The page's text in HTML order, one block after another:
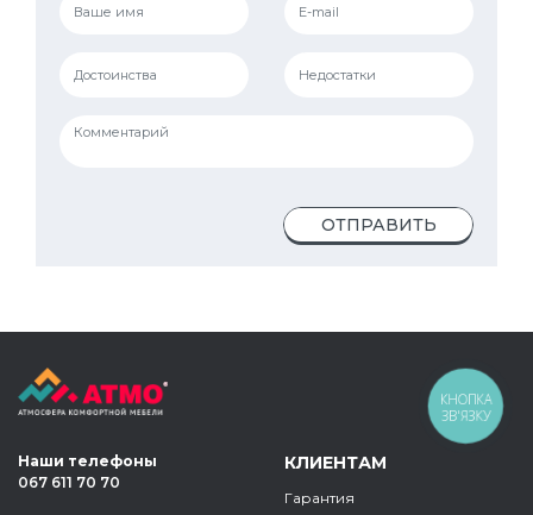
ОТПРАВИТЬ
Наши телефоны
067 611 70 70
КЛИЕНТАМ
Гарантия
КНОПКА
ЗВ'ЯЗКУ